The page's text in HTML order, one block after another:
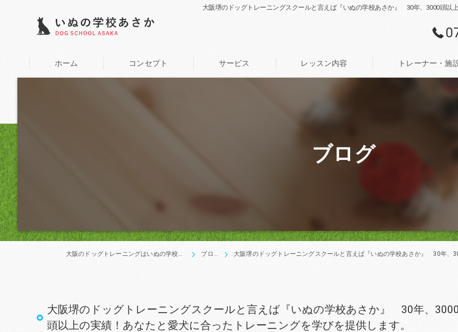
大阪堺のドッグトレーニングスクールと言えば『いぬの学校あさか』 30年、3000頭以
ホーム コンセプト サービス レッスン内容 トレーナー・施
ブログ
大阪のドッグトレーニングはいぬの学校あさか ブログ 大阪堺のドッグトレーニングスクールと言えば『いぬの学校あさか』 30年、3000頭
大阪堺のドッグトレーニングスクールと言えば『いぬの学校あさか』 30年、
頭以上の実績！あなたと愛犬に合ったトレーニングを学びを提供します。